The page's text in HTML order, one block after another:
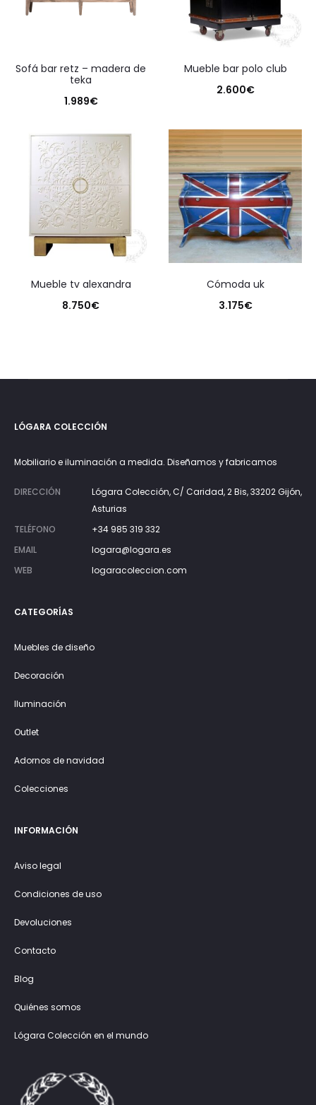
sofá bar retz – madera de
teka
1.989€
mueble bar polo club
2.600€
mueble tv alexandra
8.750€
cómoda uk
3.175€
LÓGARA COLECCIÓN
Mobiliario e iluminación a medida. Diseñamos y fabricamos
DIRECCIÓN
Lógara Colección, C/ Caridad, 2 Bis, 33202 Gijón,
Asturias
TELÉFONO
+34 985 319 332
EMAIL
logara@logara.es
WEB
logaracoleccion.com
CATEGORÍAS
Muebles de diseño
Decoración
Iluminación
Outlet
Adornos de navidad
Colecciones
INFORMACIÓN
Aviso legal
Condiciones de uso
Devoluciones
Contacto
Blog
Quiénes somos
Lógara Colección en el mundo